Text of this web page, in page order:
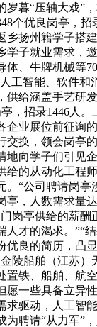
岁暮“压轴大戏”
个优良岗亭，招
乡扬州籍学子搭
学子就业需求，
、牛牌机械等
工智能、软件和
供给涵盖手艺研
，招录1446人。
企业展位前征询
交换，领会岗亭
地向学子们引见
给的从动化工程
。“公司聘请岗亭
亭，人数需求量
岗亭供给的薪酬
人才的渴求。”“
优良的简历，凸
陵船舶（江苏）
置铁、船舶、航
愿一些具备立异
求驱动，人工智
为聘请“从力军”